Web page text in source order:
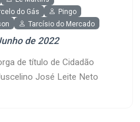
do Gás
Pingo
Tarcísio do Mercado
de 2022
de título de Cidadão
José Leite Neto